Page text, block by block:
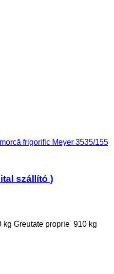
frigorific Meyer 3535/155
szállító )
kg Greutate proprie 910 kg